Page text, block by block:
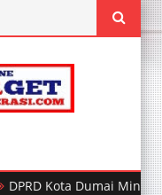
Kota Dumai Minta